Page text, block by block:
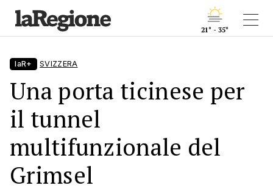
21° - 35°
laR+ SVIZZERA
Una porta ticinese per
il tunnel
multifunzionale del
Grimsel